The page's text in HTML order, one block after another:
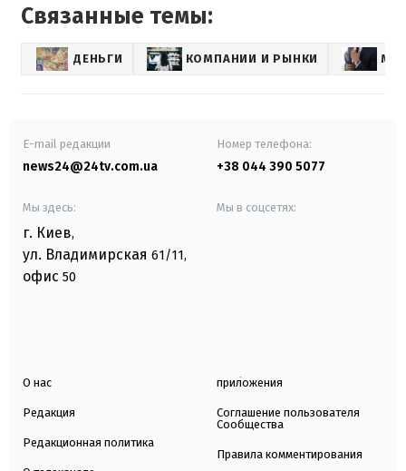
Связанные темы:
ДЕНЬГИ КОМПАНИИ И РЫНКИ
E-mail редакции
news24@24tv.com.ua
Номер телефона:
+38 044 390 5077
Мы здесь:
г. Киев,
ул. Владимирская 61/11,
офис 50
Мы в соцсетях:
О нас
Редакция
Редакционная политика
приложения
Соглашение пользователя
Сообщества
Правила комментирования